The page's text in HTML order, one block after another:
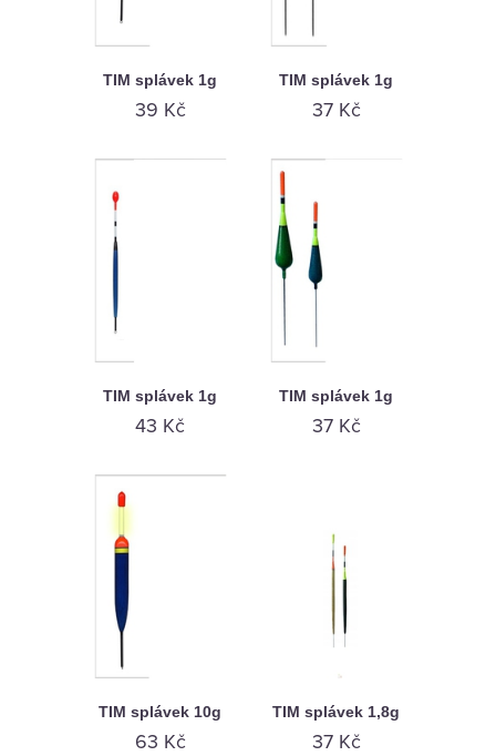
TIM splávek 1g
39 Kč
TIM splávek 1g
37 Kč
TIM splávek 1g
43 Kč
TIM splávek 1g
37 Kč
TIM splávek 10g
63 Kč
TIM splávek 1,8g
37 Kč